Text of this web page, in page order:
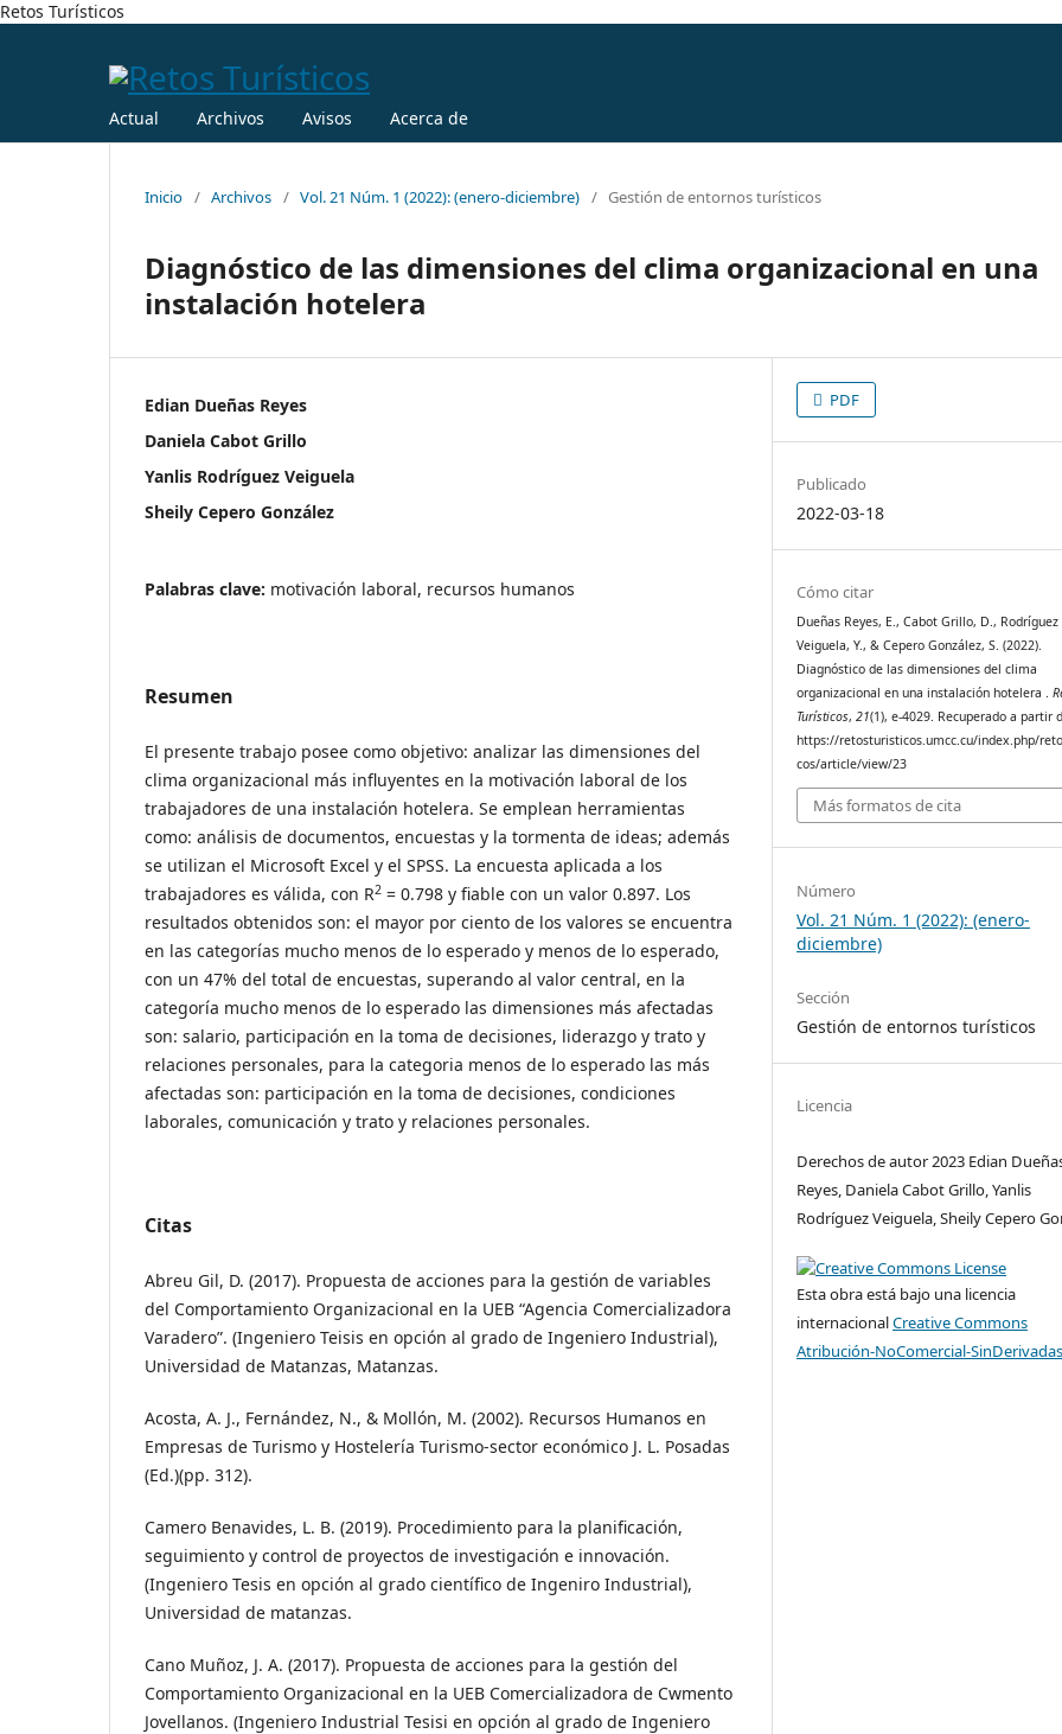
Retos Turísticos
Actual Archivos Avisos Acerca de
Inicio / Archivos / Vol. 21 Núm. 1 (2022): (enero-diciembre) / Gestión de entornos turísticos
Diagnóstico de las dimensiones del clima organizacional en una
instalación hotelera
Edian Dueñas Reyes
Daniela Cabot Grillo
Yanlis Rodríguez Veiguela
Sheily Cepero González
Palabras clave: motivación laboral, recursos humanos
Resumen
El presente trabajo posee como objetivo: analizar las dimensiones del
clima organizacional más influyentes en la motivación laboral de los
trabajadores de una instalación hotelera. Se emplean herramientas
como: análisis de documentos, encuestas y la tormenta de ideas; además
se utilizan el Microsoft Excel y el SPSS. La encuesta aplicada a los
trabajadores es válida, con R2 = 0.798 y fiable con un valor 0.897. Los
resultados obtenidos son: el mayor por ciento de los valores se encuentra
en las categorías mucho menos de lo esperado y menos de lo esperado,
con un 47% del total de encuestas, superando al valor central, en la
categoría mucho menos de lo esperado las dimensiones más afectadas
son: salario, participación en la toma de decisiones, liderazgo y trato y
relaciones personales, para la categoria menos de lo esperado las más
afectadas son: participación en la toma de decisiones, condiciones
laborales, comunicación y trato y relaciones personales.
Citas
Abreu Gil, D. (2017). Propuesta de acciones para la gestión de variables
del Comportamiento Organizacional en la UEB “Agencia Comercializadora
Varadero”. (Ingeniero Teisis en opción al grado de Ingeniero Industrial),
Universidad de Matanzas, Matanzas.
Acosta, A. J., Fernández, N., & Mollón, M. (2002). Recursos Humanos en
Empresas de Turismo y Hostelería Turismo-sector económico J. L. Posadas
(Ed.)(pp. 312).
Camero Benavides, L. B. (2019). Procedimiento para la planificación,
seguimiento y control de proyectos de investigación e innovación.
(Ingeniero Tesis en opción al grado científico de Ingeniro Industrial),
Universidad de matanzas.
Cano Muñoz, J. A. (2017). Propuesta de acciones para la gestión del
Comportamiento Organizacional en la UEB Comercializadora de Cwmento
Jovellanos. (Ingeniero Industrial Tesisi en opción al grado de Ingeniero
PDF
Publicado
2022-03-18
Cómo citar
Dueñas Reyes, E., Cabot Grillo, D., Rodríguez
Veiguela, Y., & Cepero González, S. (2022).
Diagnóstico de las dimensiones del clima
organizacional en una instalación hotelera .
Turísticos,21(1), e-4029. Recuperado a partir
https://retosturisticos.umcc.cu/index.php/
cos/article/view/23
Más formatos de cita
Número
Vol. 21 Núm. 1 (2022): (enero-
diciembre)
Sección
Gestión de entornos turísticos
Licencia
Derechos de autor 2023 Edian
Reyes, Daniela Cabot Grillo, Yanlis
Rodríguez Veiguela, Sheily Cepero
Esta obra está bajo una licencia
internacionalCreative Commons
Atribución-NoComercial-